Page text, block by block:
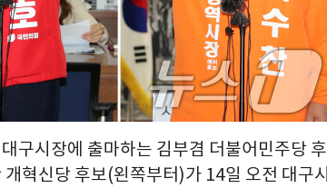
구시장에 출마하는 김부겸 더불어민주당 후
혁신당 후보(왼쪽부터)가 14일 오전 대구시